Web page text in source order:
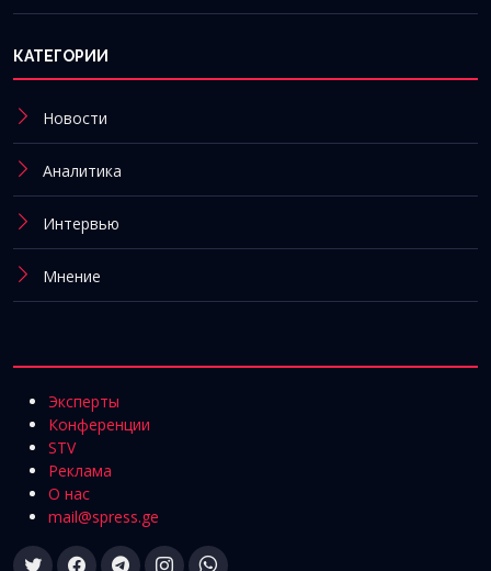
КАТЕГОРИИ
Новости
Аналитика
Интервью
Мнение
Эксперты
Конференции
STV
Реклама
О нас
mail@spress.ge